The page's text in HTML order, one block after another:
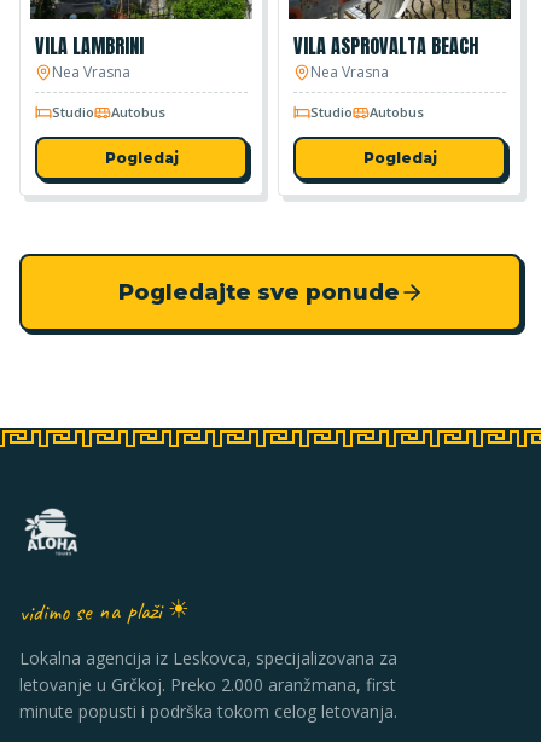
VILA LAMBRINI
Nea Vrasna
Studio Autobus
Pogledaj
VILA ASPROVALTA BEACH
Nea Vrasna
Studio Autobus
Pogledaj
Pogledajte sve ponude
vidimo se na plaži ☀
Lokalna agencija iz Leskovca, specijalizovana za
letovanje u Grčkoj. Preko 2.000 aranžmana, first
minute popusti i podrška tokom celog letovanja.